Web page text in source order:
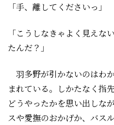
「手、離してくださいっ」
「こうしなきゃよく見えな
たんだ？」
羽多野が引かないのはわ
まれている。しかたなく指
どうやったかを思い出しな
スや愛撫のおかげか、バス